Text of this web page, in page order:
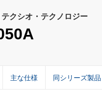
クシオ・テクノロジー
主な仕様 同シリーズ製品